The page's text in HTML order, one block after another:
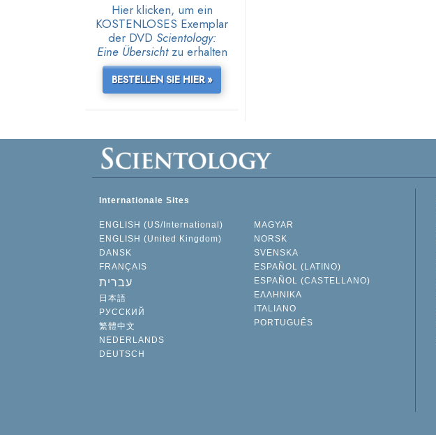
Hier klicken, um ein
KOSTENLOSES Exemplar
der DVD Scientology:
Eine Übersichtzu erhalten
BESTELLEN SIE HIER »
Internationale Sites
ENGLISH (US/International)
ENGLISH (United Kingdom)
DANSK
FRANÇAIS
עברית
日本語
РУССКИЙ
繁體中文
NEDERLANDS
DEUTSCH
MAGYAR
NORSK
SVENSKA
ESPAÑOL (LATINO)
ESPAÑOL (CASTELLANO)
ΕΛΛΗΝΙΚA
ITALIANO
PORTUGUÊS